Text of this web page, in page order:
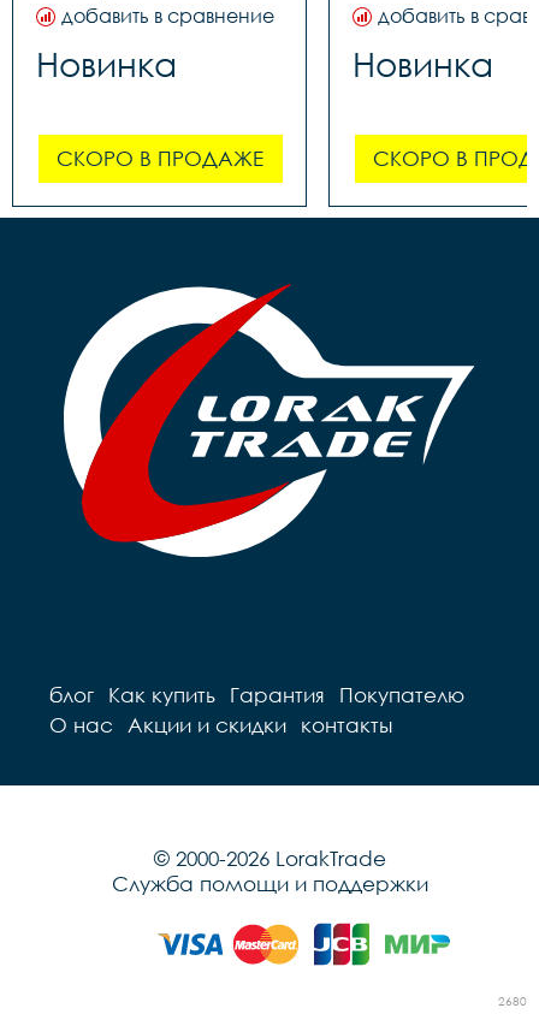
добавить в сравнение
Новинка
СКОРО В ПРОДАЖЕ
добавить в
Новинка
СКОРО В
блог Как купить Гарантия
Покупателю
О нас
Акции и скидки контакты
© 2000-2026 LorakTrade
Служба помощи и поддержки
2680